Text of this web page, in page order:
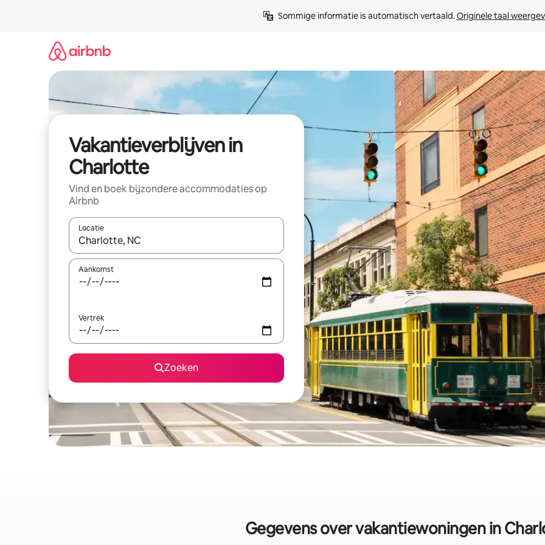
Sommige informatie is automatisch vertaald. Originele taal
Vakantieverblijven in
Charlotte
Vind en boek bijzondere accommodaties op
Airbnb
Locatie
Wanneer er resultaten beschikbaar zijn, maak je een keuze met je de pijltjestoetsen omhoog en omlaag, óf door te
Aankomst
Vertrek
Zoeken
Gegevens over vakantiewoningen in